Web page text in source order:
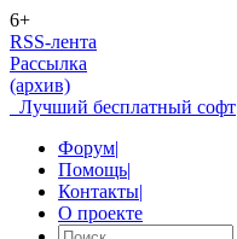
6+
RSS-лента
Рассылка
(архив)
Лучший бесплатный софт
Форум|
Помощь|
Контакты|
О проекте